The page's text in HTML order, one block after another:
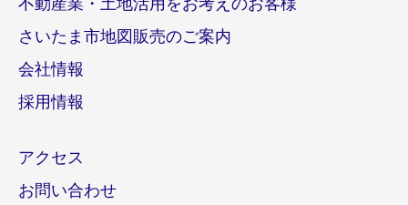
不動産業・土地活用をお考えのお客様
さいたま市地図販売のご案内
会社情報
採用情報
アクセス
お問い合わせ